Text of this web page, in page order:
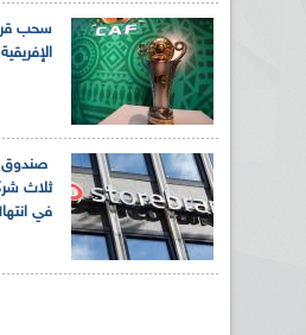
سحب
صندوق
ثلاث
في